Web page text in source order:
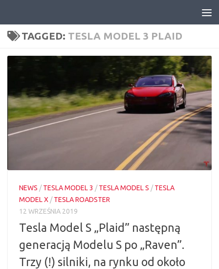
TAGGED: TESLA MODEL 3 PLAID
NEWS /TESLA MODEL 3 /TESLA MODEL S /TESLA
MODEL X /TESLA ROADSTER
12 WRZEŚNIA 2019
Tesla Model S „Plaid” następną
generacją Modelu S po „Raven”.
Trzy (!) silniki, na rynku od około